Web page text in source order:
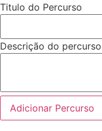
Titulo do Percurso
Descrição do percurso
Adicionar Percurso